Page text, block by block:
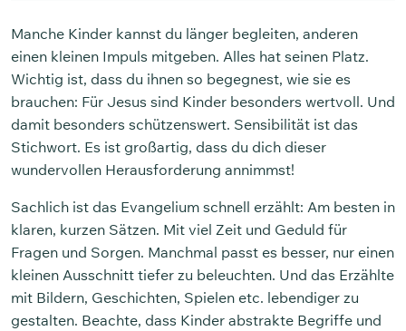
Manche Kinder kannst du länger begleiten, anderen
einen kleinen Impuls mitgeben. Alles hat seinen Platz.
Wichtig ist, dass du ihnen so begegnest, wie sie es
brauchen: Für Jesus sind Kinder besonders wertvoll. Und
damit besonders schützenswert. Sensibilität ist das
Stichwort. Es ist großartig, dass du dich dieser
wundervollen Herausforderung annimmst!
Sachlich ist das Evangelium schnell erzählt: Am besten in
klaren, kurzen Sätzen. Mit viel Zeit und Geduld für
Fragen und Sorgen. Manchmal passt es besser, nur einen
kleinen Ausschnitt tiefer zu beleuchten. Und das Erzählte
mit Bildern, Geschichten, Spielen etc. lebendiger zu
gestalten. Beachte, dass Kinder abstrakte Begriffe und